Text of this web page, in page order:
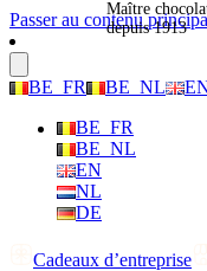
Passer au contenu
BE_FR BE_NL
BE_FR
BE_NL
EN
NL
DE
Cadeaux d’entreprise
Maître
depuis 1913